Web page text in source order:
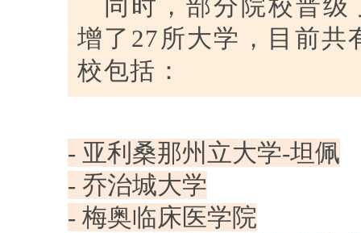
同时，部分院校晋级
增了27所大学，目前共
校包括：
- 亚利桑那州立大学-坦佩
- 乔治城大学
- 梅奥临床医学院